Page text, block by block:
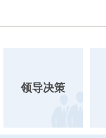
领导决策